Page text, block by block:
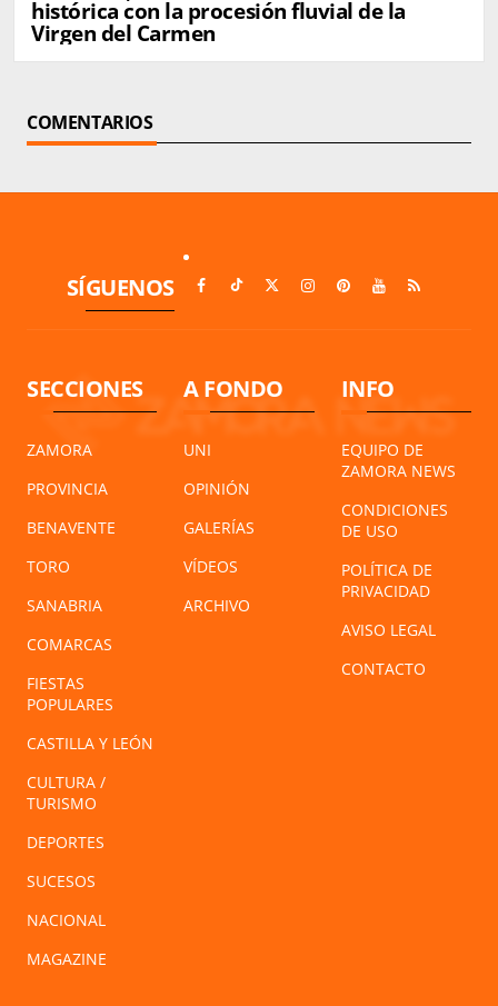
histórica con la procesión fluvial de la
Virgen del Carmen
COMENTARIOS
SÍGUENOS
SECCIONES
ZAMORA
PROVINCIA
BENAVENTE
TORO
SANABRIA
COMARCAS
FIESTAS
POPULARES
CASTILLA Y LEÓN
CULTURA /
TURISMO
DEPORTES
SUCESOS
NACIONAL
MAGAZINE
A FONDO
UNI
OPINIÓN
GALERÍAS
VÍDEOS
ARCHIVO
INFO
EQUIPO DE
ZAMORA NEWS
CONDICIONES
DE USO
POLÍTICA DE
PRIVACIDAD
AVISO LEGAL
CONTACTO